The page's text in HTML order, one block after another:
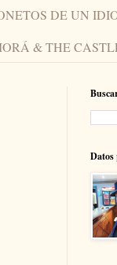
DE UN
& THE
Datos